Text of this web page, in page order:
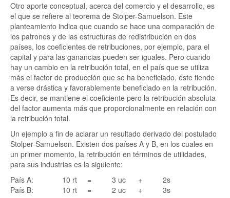
Otro aporte conceptual, acerca del comercio y el desarrollo, es
el que se refiere al teorema de Stolper-Samuelson. Este
planteamiento indica que cuando se hace una comparación de
los patrones y de las estructuras de redistribución en dos
países, los coeficientes de retribuciones, por ejemplo, para el
capital y para las ganancias pueden ser iguales. Pero cuando
hay un cambio en la retribución total, en el país que se utiliza
más el factor de producción que se ha beneficiado, éste tiende
a verse drástica y favorablemente beneficiado en la retribución.
Es decir, se mantiene el coeficiente pero la retribución absoluta
del factor aumenta más que proporcionalmente en relación con
la retribución total.
Un ejemplo a fin de aclarar un resultado derivado del postulado
Stolper-Samuelson. Existen dos países A y B, en los cuales en
un primer momento, la retribución en términos de utilidades,
para sus industrias es la siguiente:
País A: 10 rt = 3 uc + 2s
País B: 10 rt = 2 uc + 3s